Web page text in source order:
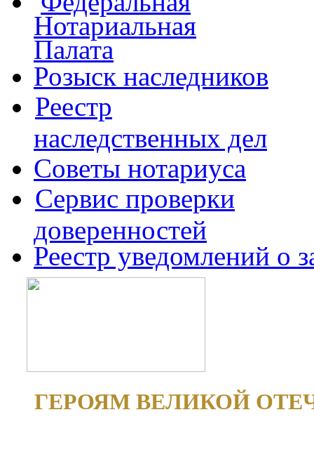
Нотариальная
Палата
Розыск наследников
Реестр
наследственных дел
Советы нотариуса
Сервис проверки
доверенностей
Реестр уведомлений о
ГЕРОЯМ ВЕЛИКОЙ